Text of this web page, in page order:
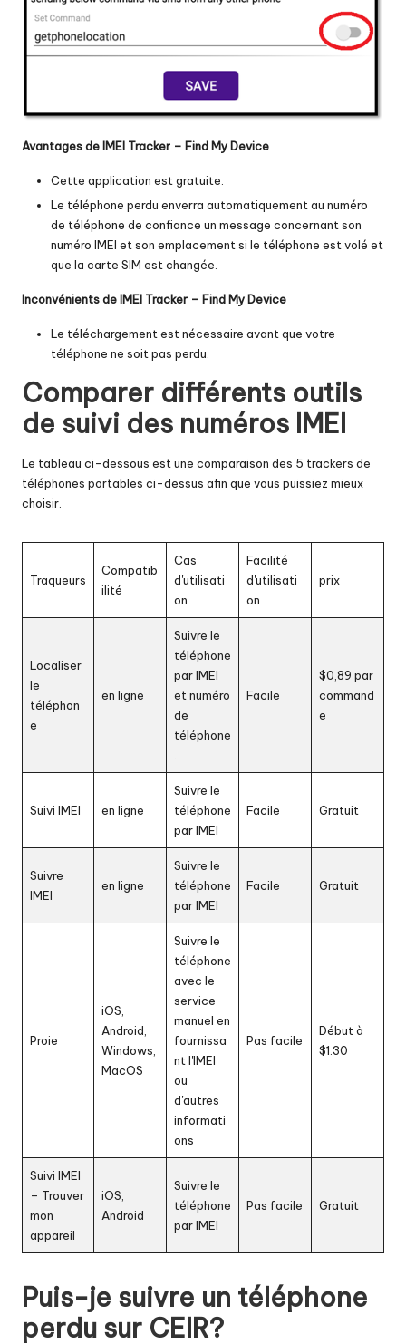
Avantages de IMEI Tracker – Find My Device
Cette application est gratuite.
Le téléphone perdu enverra automatiquement au numéro
de téléphone de confiance un message concernant son
numéro IMEI et son emplacement si le téléphone est volé et
que la carte SIM est changée.
Inconvénients de IMEI Tracker – Find My Device
Le téléchargement est nécessaire avant que votre
téléphone ne soit pas perdu.
Comparer différents outils
de suivi des numéros IMEI
Le tableau ci-dessous est une comparaison des 5 trackers de
téléphones portables ci-dessus afin que vous puissiez mieux
choisir.
Traqueurs
Compatib
ilité
Cas
d'utilisati
on
Facilité
d'utilisati
on
prix
Localiser
le
téléphon
e
en ligne
Suivre le
téléphone
par IMEI
et numéro
de
téléphone
Facile
$0,89 par
command
e
Suivi IMEI en ligne
Suivre le
téléphone
par IMEI
Facile Gratuit
Suivre
IMEI
en ligne
Suivre le
téléphone
par IMEI
Facile Gratuit
Proie
iOS,
Android,
Windows,
MacOS
Suivre le
téléphone
avec le
service
manuel en
fournissa
nt l'IMEI
ou
d'autres
informati
ons
Pas facile
Début à
$1.30
Suivi IMEI
– Trouver
mon
appareil
iOS,
Android
Suivre le
téléphone
par IMEI
Pas facile Gratuit
Puis-je suivre un téléphone
perdu sur CEIR?